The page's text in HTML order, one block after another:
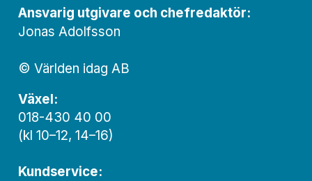
Ansvarig utgivare och chef­redaktör:
Jonas Adolfsson
© Världen idag AB
Växel:
018-430 40 00
(kl 10–12, 14–16)
Kundservice: